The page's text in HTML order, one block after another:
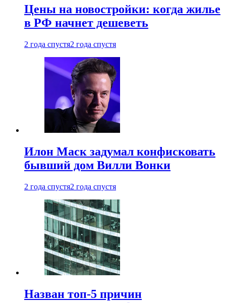
Цены на новостройки: когда жилье
в РФ начнет дешеветь
2 года спустя2 года спустя
Илон Маск задумал конфисковать
бывший дом Вилли Вонки
2 года спустя2 года спустя
Назван топ-5 причин